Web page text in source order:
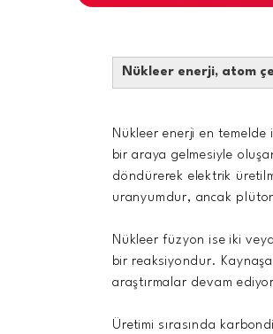
Nükleer enerji, atom
Nükleer enerji en
bir araya gelmesiyle
döndürerek elektrik
uranyumdur, ancak
Nükleer füzyon ise iki
bir reaksiyondur.
araştırmalar devam
Üretimi sırasında